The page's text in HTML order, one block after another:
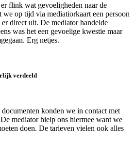
flink wat gevoeligheden naar de
we op tijd via mediatiorkaart een persoon
direct uit. De mediator handelde
was het een gevoelige kwestie maar
Erg netjes.
verdeeld
konden we in contact met
mediator hielp ons hiermee want we
doen. De tarieven vielen ook alles